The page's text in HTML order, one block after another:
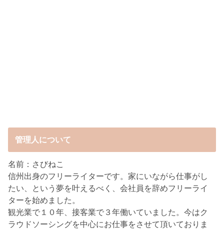
管理人について
名前：さびねこ
信州出身のフリーライターです。家にいながら仕事がし
たい、という夢を叶えるべく、会社員を辞めフリーライ
ターを始めました。
観光業で１０年、接客業で３年働いていました。今はク
ラウドソーシングを中心にお仕事をさせて頂いておりま